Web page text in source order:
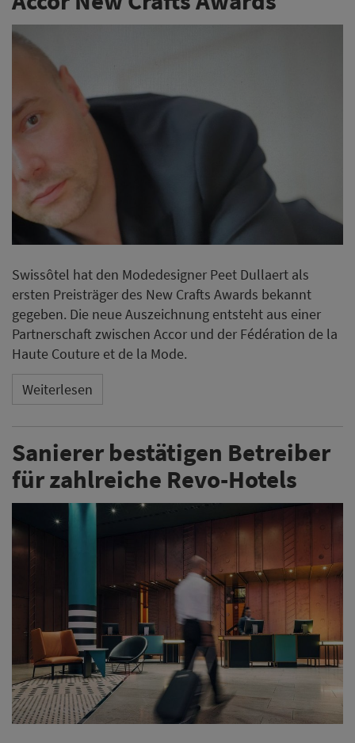
Swissôtel hat den Modedesigner Peet Dullaert als
ersten Preisträger des New Crafts Awards bekannt
gegeben. Die neue Auszeichnung entsteht aus einer
Partnerschaft zwischen Accor und der Fédération de la
Haute Couture et de la Mode.
Weiterlesen
Sanierer bestätigen Betreiber
für zahlreiche Revo-Hotels